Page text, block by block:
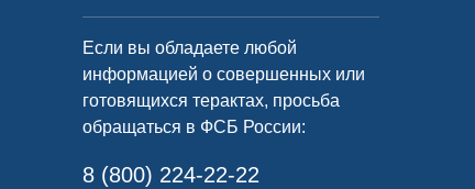
Если вы обладаете любой
информацией о совершенных или
готовящихся терактах, просьба
обращаться в ФСБ России:
8 (800) 224-22-22